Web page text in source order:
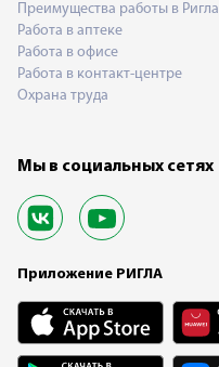
Преимущества работы в Ригла
Работа в аптеке
Работа в офисе
Работа в контакт-центре
Охрана труда
Мы в социальных сетях
Приложение РИГЛА